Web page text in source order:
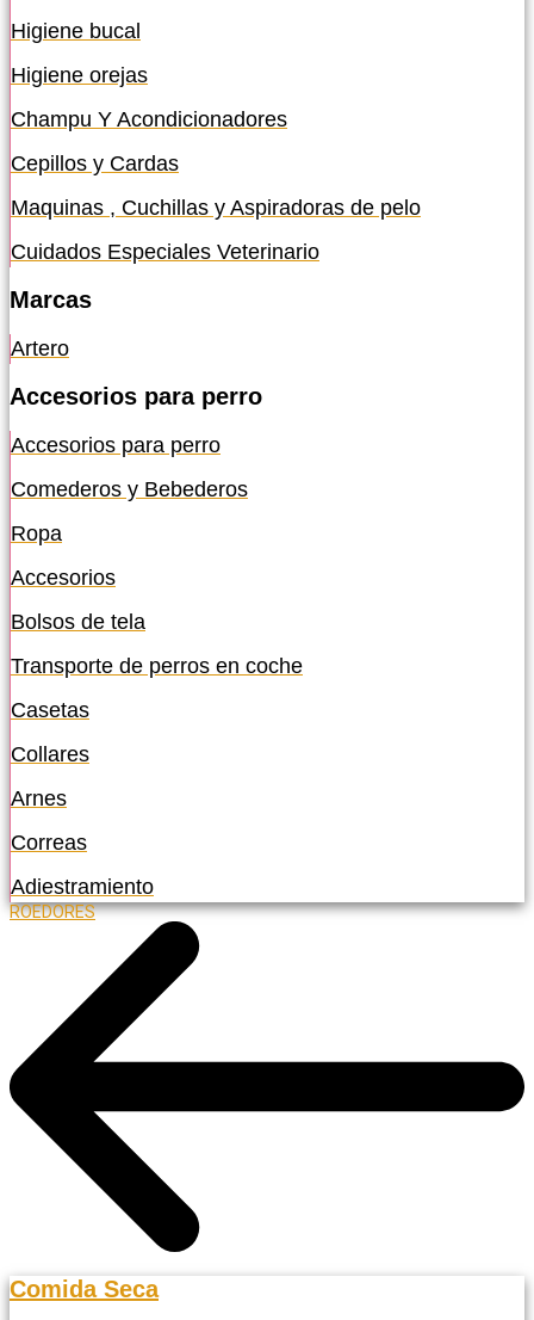
Higiene bucal
Higiene orejas
Champu Y Acondicionadores
Cepillos y Cardas
Maquinas , Cuchillas y Aspiradoras de pelo
Cuidados Especiales Veterinario
Marcas
Artero
Accesorios para perro
Accesorios para perro
Comederos y Bebederos
Ropa
Accesorios
Bolsos de tela
Transporte de perros en coche
Casetas
Collares
Arnes
Correas
Adiestramiento
ROEDORES
Comida Seca